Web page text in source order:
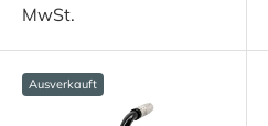
MwSt.
Ausverkauft